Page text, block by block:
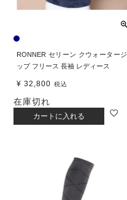
RONNER セリーン クウォータージ
ップ フリース 長袖 レディース
¥ 32,800 税込
在庫切れ
カートに入れる